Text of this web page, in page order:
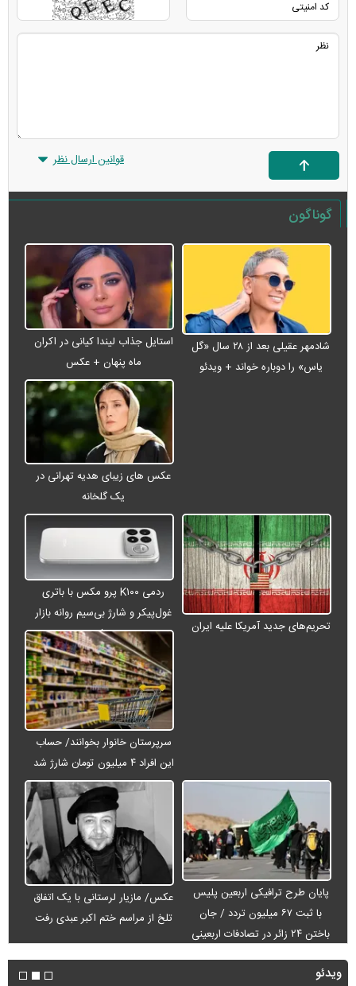
قوانین ارسال نظر
گوناگون
شادمهر عقیلی بعد از ۲۸ سال «گل
یاس» را دوباره خواند + ویدئو
استایل جذاب لیندا کیانی در اکران
ماه پنهان + عکس
عکس های زیبای هدیه تهرانی در
یک گلخانه
تحریم‌های جدید آمریکا علیه ایران
ردمی K۱۰۰ پرو مکس با باتری
غول‌پیکر و شارژ بی‌سیم روانه بازار
می‌شود
سرپرستان خانوار بخوانند/ حساب
این افراد ۴ میلیون تومان شارژ شد
پایان طرح ترافیکی اربعین پلیس
با ثبت ۶۷ میلیون تردد / جان
باختن ۲۴ زائر در تصادفات اربعینی
عکس/ مازیار لرستانی با یک اتفاق
تلخ از مراسم ختم اکبر عبدی رفت
ویدئو